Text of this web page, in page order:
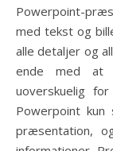
Powerpoint-
med tekst og
alle detaljer og
ende med at
uoverskuelig
Powerpoint
præsentation,